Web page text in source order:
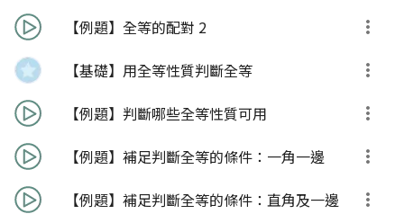
【例題】全等的配對 2
【基礎】用全等性質判斷全等
【例題】判斷哪些全等性質可用
【例題】補足判斷全等的條件：一角一邊
【例題】補足判斷全等的條件：直角及一邊